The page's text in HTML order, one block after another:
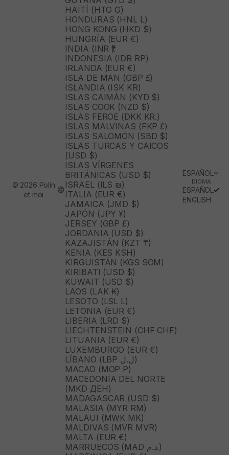
HAITÍ (HTG G)
HONDURAS (HNL L)
HONG KONG (HKD $)
HUNGRÍA (EUR €)
INDIA (INR ₹)
INDONESIA (IDR RP)
IRLANDA (EUR €)
ISLA DE MAN (GBP £)
ISLANDIA (ISK KR)
ISLAS CAIMÁN (KYD $)
ISLAS COOK (NZD $)
ISLAS FEROE (DKK KR.)
ISLAS MALVINAS (FKP £)
ISLAS SALOMÓN (SBD $)
ISLAS TURCAS Y CAICOS
(USD $)
ISLAS VÍRGENES
BRITÁNICAS (USD $)
ISRAEL (ILS ₪)
ITALIA (EUR €)
JAMAICA (JMD $)
JAPÓN (JPY ¥)
JERSEY (GBP £)
JORDANIA (USD $)
KAZAJISTÁN (KZT ₸)
KENIA (KES KSH)
KIRGUISTÁN (KGS SOM)
KIRIBATI (USD $)
KUWAIT (USD $)
LAOS (LAK ₭)
LESOTO (LSL L)
LETONIA (EUR €)
LIBERIA (LRD $)
LIECHTENSTEIN (CHF CHF)
LITUANIA (EUR €)
LUXEMBURGO (EUR €)
LÍBANO (LBP ل.ل)
MACAO (MOP P)
MACEDONIA DEL NORTE
(MKD ДЕН)
MADAGASCAR (USD $)
MALASIA (MYR RM)
MALAUI (MWK MK)
MALDIVAS (MVR MVR)
MALTA (EUR €)
MARRUECOS (MAD د.م.)
ESPAÑOL
IDIOMA
ESPAÑOL
ENGLISH
© 2026 Polín
et moi